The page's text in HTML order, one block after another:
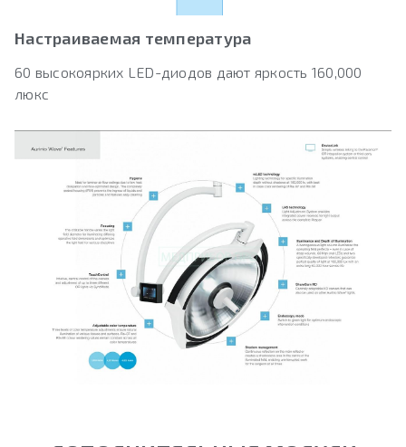
Настраиваемая температура
60 высокоярких LED-диодов дают яркость 160,000
люкс